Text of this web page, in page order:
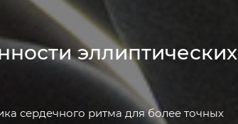
эллиптических
сердечного ритма для более точных